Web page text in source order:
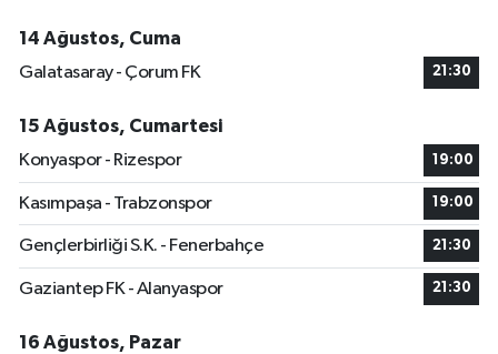
14 Ağustos, Cuma
Galatasaray - Çorum FK
21:30
15 Ağustos, Cumartesi
Konyaspor - Rizespor
19:00
Kasımpaşa - Trabzonspor 19:00
Gençlerbirliği S.K. - Fenerbahçe 21:30
Gaziantep FK - Alanyaspor 21:30
16 Ağustos, Pazar